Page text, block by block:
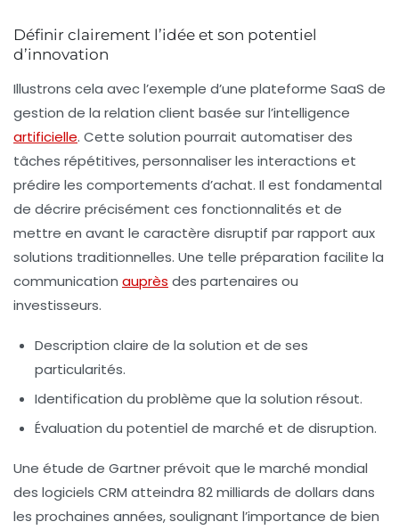
Définir clairement l’idée et son potentiel
d’innovation
Illustrons cela avec l’exemple d’une plateforme SaaS de
gestion de la relation client basée sur l’intelligence
artificielle. Cette solution pourrait automatiser des
tâches répétitives, personnaliser les interactions et
prédire les comportements d’achat. Il est fondamental
de décrire précisément ces fonctionnalités et de
mettre en avant le caractère disruptif par rapport aux
solutions traditionnelles. Une telle préparation facilite la
communication auprès des partenaires ou
investisseurs.
Description claire de la solution et de ses
particularités.
Identification du problème que la solution résout.
Évaluation du potentiel de marché et de disruption.
Une étude de Gartner prévoit que le marché mondial
des logiciels CRM atteindra 82 milliards de dollars dans
les prochaines années, soulignant l’importance de bien